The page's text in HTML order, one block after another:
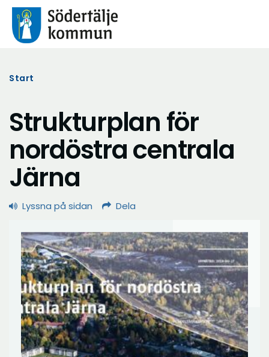
Start
Strukturplan för
nordöstra centrala
Järna
Lyssna på sidan Dela